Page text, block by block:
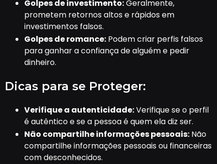
Golpes de investimento:Geralmente,
prometem retornos altos e rápidos em
investimentos falsos.
Golpes de romance: Podem criar perfis falsos
para ganhar a confiança de alguém e pedir
dinheiro.
Dicas para se Proteger:
Verifique a autenticidade:Verifique se o perfil
é autêntico e se a pessoa é quem ela diz ser.
Não compartilhe informações pessoais: Não
compartilhe informações pessoais ou financeiras
com desconhecidos.